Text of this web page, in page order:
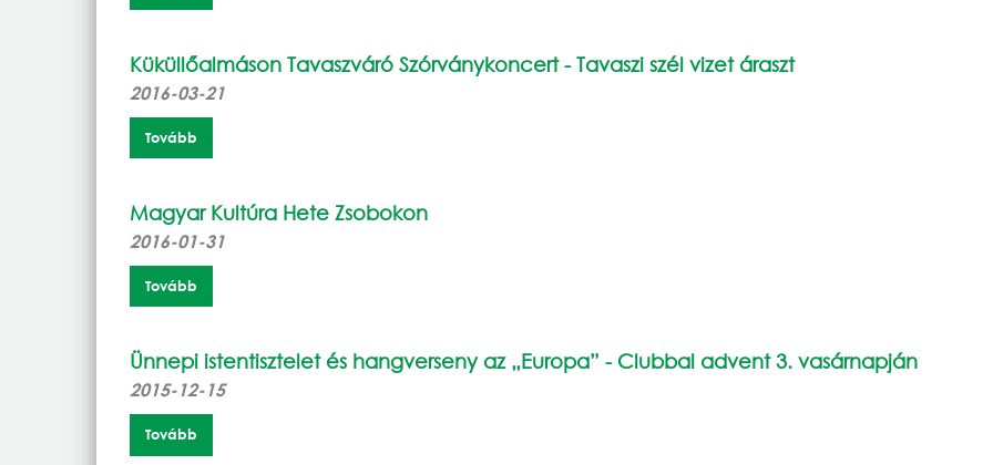
Küküllőalmáson Tavaszváró Szórványkoncert - Tavaszi szél vizet áraszt
2016-03-21
Tovább
Magyar Kultúra Hete Zsobokon
2016-01-31
Tovább
Ünnepi istentisztelet és hangverseny az „Europa” - Clubbal advent 3. vasárnapján
2015-12-15
Tovább